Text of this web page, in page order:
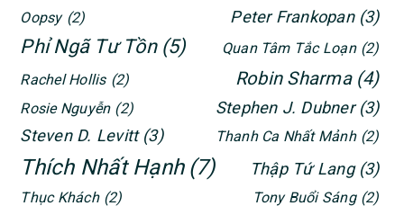
Oopsy (2) Peter Frankopan (3)
Phỉ Ngã Tư Tồn (5) Quan Tâm Tắc Loạn (2)
Rachel Hollis (2) Robin Sharma (4)
Rosie Nguyễn (2) Stephen J. Dubner (3)
Steven D. Levitt (3) Thanh Ca Nhất Mảnh (2)
Thích Nhất Hạnh (7) Thập Tứ Lang (3)
Thục Khách (2) Tony Buổi Sáng (2)